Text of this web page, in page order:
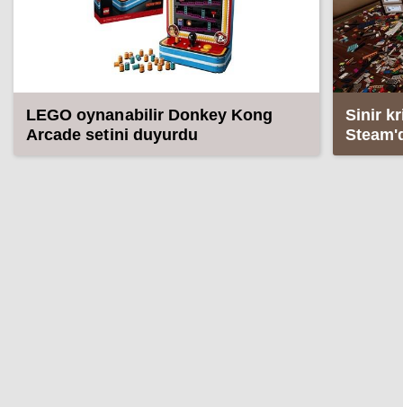
LEGO oynanabilir Donkey Kong
Arcade setini duyurdu
Sinir